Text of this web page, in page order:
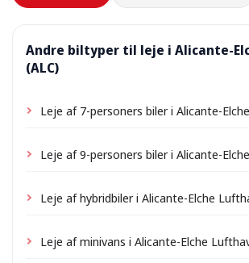
Andre biltyper til leje i Alicante-
(ALC)
Leje af 7-personers biler i Alicante-
Leje af 9-personers biler i Alicante-
Leje af hybridbiler i Alicante-Elche
Leje af minivans i Alicante-Elche